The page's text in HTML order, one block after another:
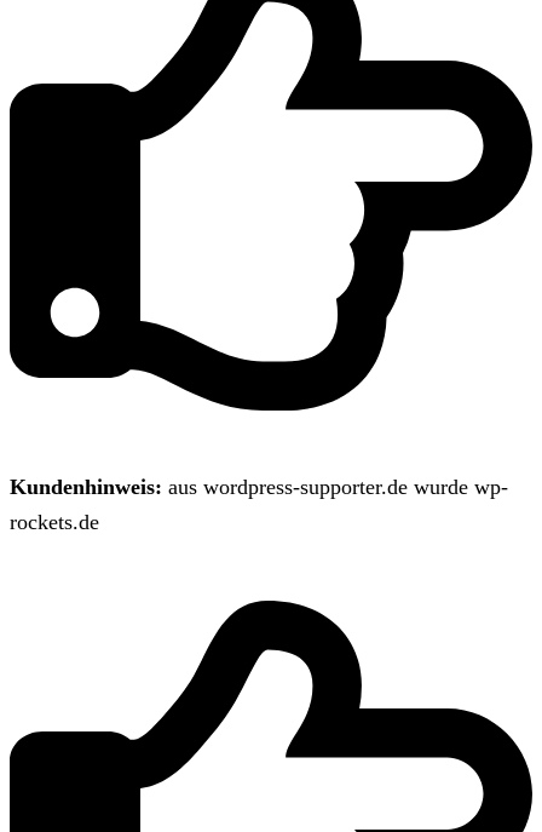
Kundenhinweis: aus wordpress-supporter.de wurde wp-
rockets.de